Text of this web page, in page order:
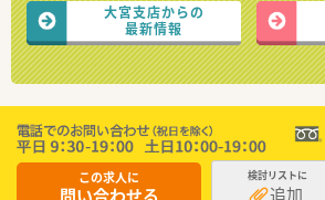
大宮支店からの
最新情報
この求人に 検討リストに
追加